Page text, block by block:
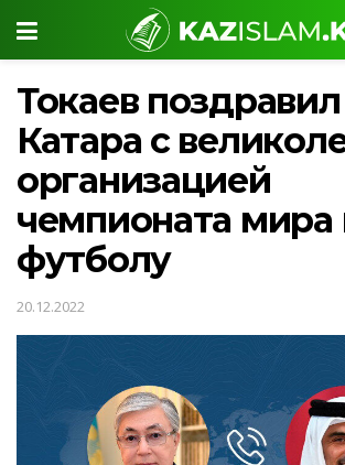
Токаев
Катара с
организацией
чемпионата мира
футболу
20.12.2022